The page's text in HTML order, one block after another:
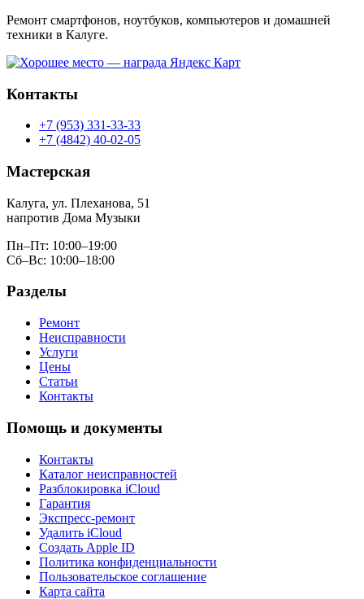
Ремонт смартфонов, ноутбуков, компьютеров и домашней
техники в Калуге.
Контакты
+7 (953) 331-33-33
+7 (4842) 40-02-05
Мастерская
Калуга, ул. Плеханова, 51
напротив Дома Музыки
Пн–Пт: 10:00–19:00
Сб–Вс: 10:00–18:00
Разделы
Ремонт
Неисправности
Услуги
Цены
Статьи
Контакты
Помощь и документы
Контакты
Каталог неисправностей
Разблокировка iCloud
Гарантия
Экспресс-ремонт
Удалить iCloud
Создать Apple ID
Политика конфиденциальности
Пользовательское соглашение
Карта сайта